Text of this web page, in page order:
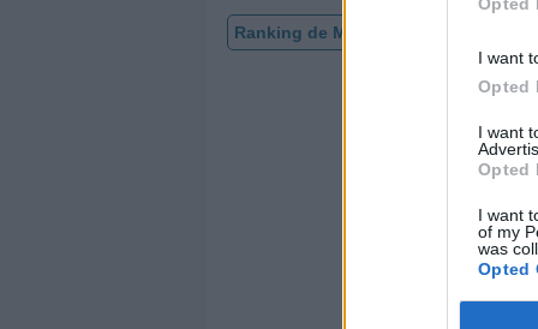
I want
Opted
I want
Opted
I want
of my
was
Opted
Ranking de Miley Cyrus